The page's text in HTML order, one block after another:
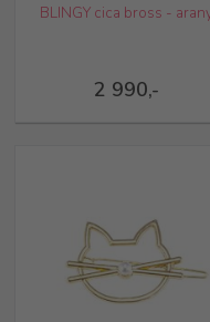
2 990,-
BLINGY cica bross -